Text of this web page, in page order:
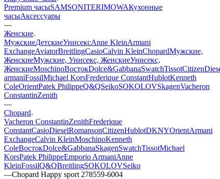
Premium часыSAMSONITERIMOWAКухонные
часыАксессуары
—
Женские
МужскиеДетскиеУнисексAnne KleinArmani
ExchangeAviatorBreitlingCasioCalvin KleinChopardМужские,
ЖенскиеМужские, Унисекс, ЖенскиеУнисекс,
ЖенскиеMoschinoВостокDolce&GabbanaSwatchTissotCitizen
armaniFossilMichael KorsFrederique ConstantHublotKenneth
ColeOrientPatek PhilippeQ&QSeikoSOKOLOVSkagenVacheron
ConstantinZenith
—
Chopard
Vacheron ConstantinZenithFrederique
ConstantCasioDieselRomansonCitizenHublotDKNYOrientArmani
ExchangeCalvin KleinMoschinoKenneth
ColeВостокDolce&GabbanaSkagenSwatchTissotMichael
KorsPatek PhilippeEmporio ArmaniAnne
KleinFossilQ&QBreitlingSOKOLOVSeiko
—Chopard Happy sport 278559-6004